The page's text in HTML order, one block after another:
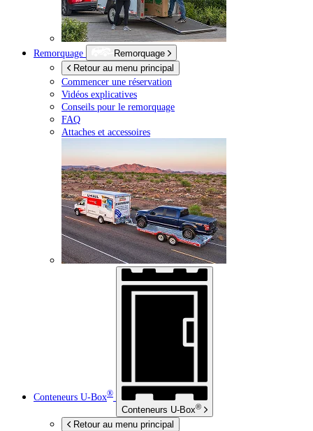
Remorquage
Remorquage
Retour au menu principal
Commencer une réservation
Vidéos explicatives
Conseils pour le remorquage
FAQ
Attaches et accessoires
Conteneurs U-Box®
Conteneurs U-Box®
Retour au menu principal